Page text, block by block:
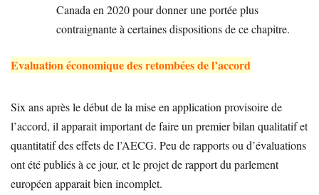
Canada en 2020 pour donner une portée plus
contraignante à certaines dispositions de ce chapitre.
Evaluation économique des retombées de l’accord
Six ans après le début de la mise en application provisoire de
l’accord, il apparait important de faire un premier bilan qualitatif et
quantitatif des effets de l’AECG. Peu de rapports ou d’évaluations
ont été publiés à ce jour, et le projet de rapport du parlement
européen apparait bien incomplet.